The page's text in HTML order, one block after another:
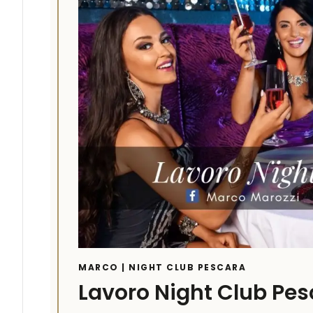
MARCO | NIGHT CLUB PESCARA
Lavoro Night Club